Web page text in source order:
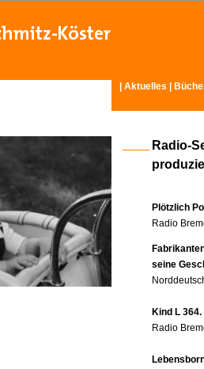
Aktuelles
Radio-
Plötzlich
Radio
seine
Kind L
Radio